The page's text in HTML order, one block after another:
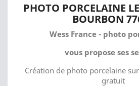
PHOTO PORCELAINE
BOURBON
Wess France - photo
vous propose ses
Création de photo porcelaine
gratuit